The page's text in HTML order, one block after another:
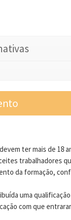
ter mais de 18
trabalhadores
da formação,
uma
com que